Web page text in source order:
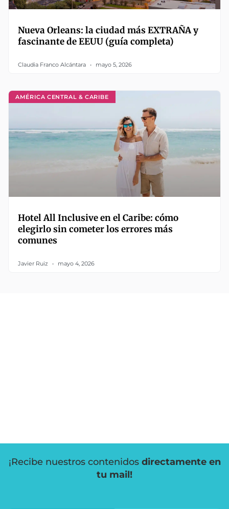
Nueva Orleans: la ciudad más EXTRAÑA y
fascinante de EEUU (guía completa)
Claudia Franco Alcántara mayo 5, 2026
AMÉRICA CENTRAL & CARIBE
Hotel All Inclusive en el Caribe: cómo
elegirlo sin cometer los errores más
comunes
Javier Ruiz mayo 4, 2026
¡Recibe nuestros contenidos directamente en
tu mail!